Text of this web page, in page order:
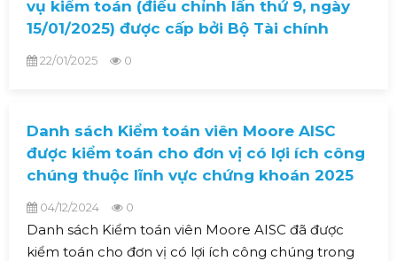
vụ kiểm toán (điều chỉnh lần thứ 9, ngày
15/01/2025) được cấp bởi Bộ Tài chính
22/01/2025 0
Danh sách Kiểm toán viên Moore AISC
được kiểm toán cho đơn vị có lợi ích công
chúng thuộc lĩnh vực chứng khoán 2025
04/12/2024 0
Danh sách Kiểm toán viên Moore AISC đã được
kiểm toán cho đơn vị có lợi ích công chúng trong